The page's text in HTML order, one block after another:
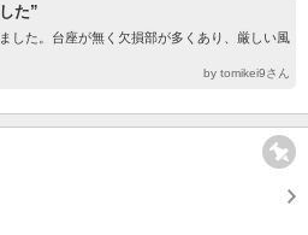
た”
した。台座が無く欠損部が多くあり、厳しい風
by tomikei9さん